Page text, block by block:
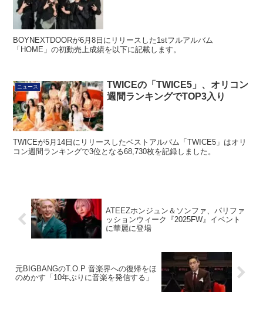
BOYNEXTDOORが6月8日にリリースした1stフルアルバム
「HOME」の初動売上成績を以下に記載します。
ニュース
TWICEの「TWICE5」、オリコン
週間ランキングでTOP3入り
TWICEが5月14日にリリースしたベストアルバム「TWICE5」はオリ
コン週間ランキングで3位となる68,730枚を記録しました。
ATEEZホンジュン＆ソンファ、パリファ
ッションウィーク『2025FW』イベント
に華麗に登場
元BIGBANGのT.O.P 音楽界への復帰をほ
のめかす「10年ぶりに音楽を発信する」